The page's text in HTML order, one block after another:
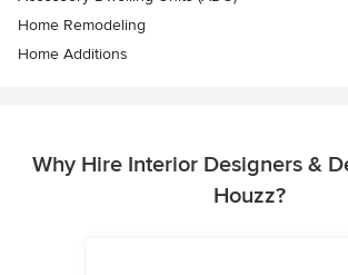
Home Remodeling
Home Additions
Why Hire Interior Designers &
Houzz?